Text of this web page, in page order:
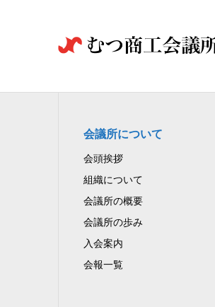
会議所について
会頭挨拶
組織について
会議所の概要
会議所の歩み
入会案内
会報一覧